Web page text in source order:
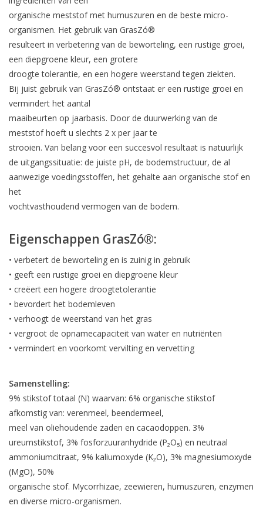
organische meststof met humuszuren en de beste micro-
organismen. Het gebruik van GrasZó®
resulteert in verbetering van de beworteling, een rustige groei,
een diepgroene kleur, een grotere
droogte tolerantie, en een hogere weerstand tegen ziekten.
Bij juist gebruik van GrasZó® ontstaat er een rustige groei en
vermindert het aantal
maaibeurten op jaarbasis. Door de duurwerking van de
meststof hoeft u slechts 2 x per jaar te
strooien. Van belang voor een succesvol resultaat is natuurlijk
de uitgangssituatie: de juiste pH, de bodemstructuur, de al
aanwezige voedingsstoffen, het gehalte aan organische stof en
het
vochtvasthoudend vermogen van de bodem.
Eigenschappen GrasZó®:
• verbetert de beworteling en is zuinig in gebruik
• geeft een rustige groei en diepgroene kleur
• creëert een hogere droogtetolerantie
• bevordert het bodemleven
• verhoogt de weerstand van het gras
• vergroot de opnamecapaciteit van water en nutriënten
• vermindert en voorkomt vervilting en vervetting
Samenstelling:
9% stikstof totaal (N) waarvan: 6% organische stikstof
afkomstig van: verenmeel, beendermeel,
meel van oliehoudende zaden en cacaodoppen. 3%
ureumstikstof, 3% fosforzuuranhydride (P₂O₅) en neutraal
ammoniumcitraat, 9% kaliumoxyde (K₂O), 3% magnesiumoxyde
(MgO), 50%
organische stof. Mycorrhizae, zeewieren, humuszuren, enzymen
en diverse micro-organismen.